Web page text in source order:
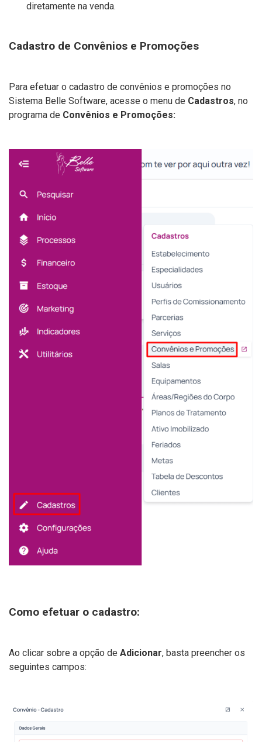
diretamente na venda.
Cadastro de Convênios e Promoções
Para efetuar o cadastro de convênios e promoções no
Sistema Belle Software, acesse o menu de Cadastros, no
programa de Convênios e Promoções:
Como efetuar o cadastro:
Ao clicar sobre a opção de Adicionar, basta preencher os
seguintes campos: